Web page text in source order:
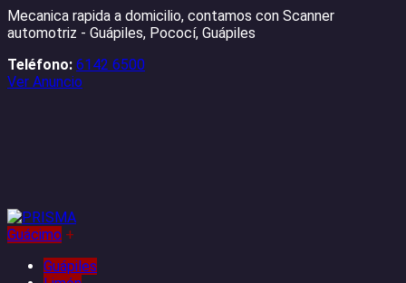
Mecanica rapida a domicilio, contamos con Scanner
automotriz - Guápiles, Pococí, Guápiles
Teléfono: 6142 6500
Ver Anuncio
Guácimo +
Guápiles